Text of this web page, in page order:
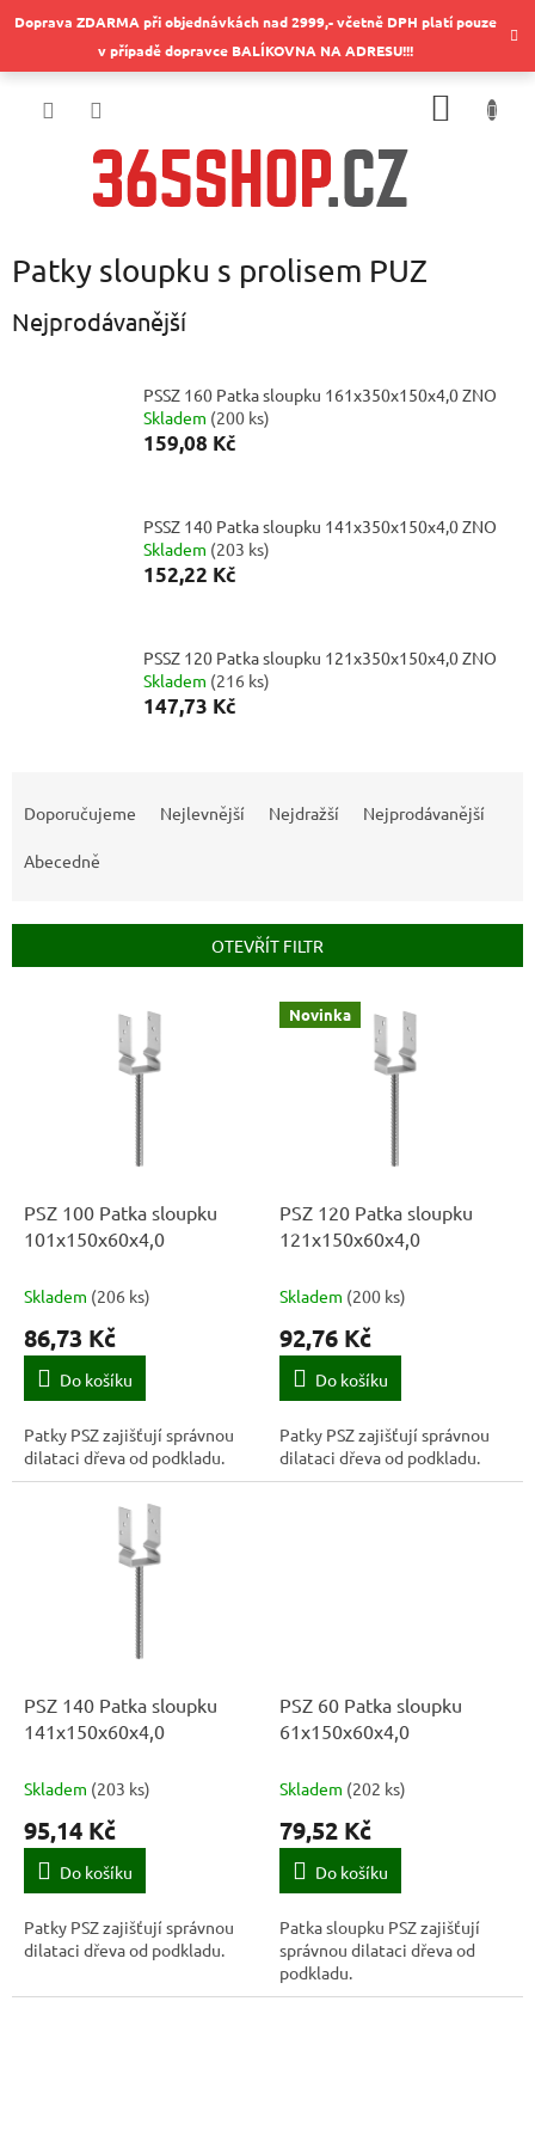
naDoprava ZDARMA při objednávkách nad 2999,- včetně DPH platí pouze
v případě dopravce BALÍKOVNA NA ADRESU!!!
Patky sloupku s prolisem PUZ
Nejprodávanější
PSSZ 160 Patka sloupku 161x350x150x4,0 ZNO
Skladem (200 ks)
159,08 Kč
PSSZ 140 Patka sloupku 141x350x150x4,0 ZNO
Skladem (203 ks)
152,22 Kč
PSSZ 120 Patka sloupku 121x350x150x4,0 ZNO
Skladem (216 ks)
147,73 Kč
r
Doporučujeme Nejlevnější Nejdražší Nejprodávanější
Abecedně
OTEVŘÍT FILTR
PSZ 100 Patka sloupku
101x150x60x4,0
Skladem (206 ks)
86,73 Kč
Do košíku
Patky PSZ zajišťují správnou
dilataci dřeva od podkladu.
Novinka
PSZ 120 Patka sloupku
121x150x60x4,0
Skladem (200 ks)
92,76 Kč
Do košíku
Patky PSZ zajišťují správnou
dilataci dřeva od podkladu.
PSZ 140 Patka sloupku
141x150x60x4,0
Skladem (203 ks)
95,14 Kč
Do košíku
Patky PSZ zajišťují správnou
dilataci dřeva od podkladu.
PSZ 60 Patka sloupku
61x150x60x4,0
Skladem (202 ks)
79,52 Kč
Do košíku
Patka sloupku PSZ zajišťují
správnou dilataci dřeva od
podkladu.